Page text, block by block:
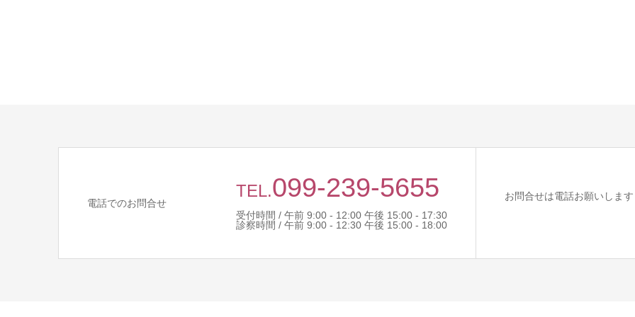
電話でのお問合せ
TEL.099-239-5655
受付時間 / 午前 9:00 - 12:00 午後 15:00 - 17:30
診察時間 / 午前 9:00 - 12:30 午後 15:00 - 18:00
お問合せは電話お願いします